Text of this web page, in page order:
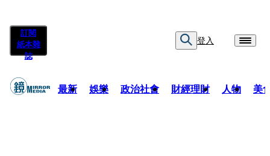
訂閱
紙本雜
誌
登入
最新 娛樂 政治社會 財經理財 人物 美